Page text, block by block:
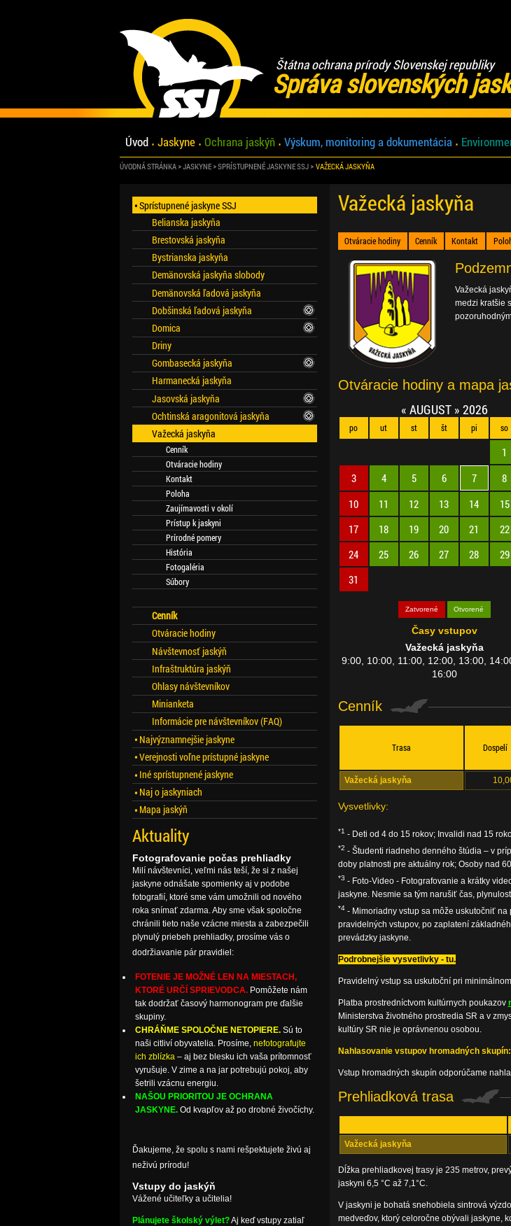
Štátna ochrana prírody Slovenskej republiky
Správa slovenských
Úvod Jaskyne Ochrana jaskýň Výskum, monitoring a dokumentácia
ÚVODNÁ STRÁNKA JASKYNE SPRÍSTUPNENÉ JASKYNE SSJ VAŽECKÁ JASKYŇA
Važecká jaskyňa
Otváracie hodiny Cenník Kontakt
Važecká
medzi kratšie
Otváracie hodiny a mapa
« AUGUST » 2026
po ut st št pi so
1
3
4 5 6 7 8
10
11 12 13 14 15
17
18 19 20 21 22
24
25 26 27 28 29
31
Zatvorené Otvorené
Časy vstupov
Važecká jaskyňa
9:00, 10:00, 11:00, 12:00, 13:00,
16:00
Cenník
Trasa Dospelí
Važecká jaskyňa
Vysvetlivky:
*1 - Deti od 4 do 15 rokov; Invalidi nad 15
*2 - Študenti riadneho denného štúdia – v
doby platnosti pre aktuálny rok; Osoby nad
*3 - Foto-Video - Fotografovanie a krátky
jaskyne. Nesmie sa tým narušiť čas,
*4- Mimoriadny vstup sa môže uskutočniť
pravidelných vstupov, po zaplatení
prevádzky jaskyne.
Podrobnejšie vysvetlivky - tu.
Pravidelný vstup sa uskutoční pri minimálnom
Platba prostredníctvom kultúrnych poukazov
Ministerstva životného prostredia SR a v
kultúry SR nie je oprávnenou osobou.
Nahlasovanie vstupov hromadných skupín:
Vstup hromadných skupín odporúčame
Prehliadková trasa
Važecká jaskyňa
Dĺžka prehliadkovej trasy je 235 metrov,
jaskyni 6,5 °C až 7,1°C.
V jaskyni je bohatá snehobiela sintrová
medveďov, ktorý celoročne obývali jaskyne,
Sprístupnené jaskyne SSJ
Belianska jaskyňa
Brestovská jaskyňa
Bystrianska jaskyňa
Demänovská jaskyňa slobody
Demänovská ľadová jaskyňa
Dobšinská ľadová jaskyňa
Domica
Driny
Gombasecká jaskyňa
Harmanecká jaskyňa
Jasovská jaskyňa
Ochtinská aragonitová jaskyňa
Važecká jaskyňa
Cenník
Otváracie hodiny
Kontakt
Poloha
Zaujímavosti v okolí
Prístup k jaskyni
Prírodné pomery
História
Fotogaléria
Súbory
Cenník
Otváracie hodiny
Návštevnosť jaskýň
Infraštruktúra jaskýň
Ohlasy návštevníkov
Minianketa
Informácie pre návštevníkov (FAQ)
Najvýznamnejšie jaskyne
Verejnosti voľne prístupné jaskyne
Iné sprístupnené jaskyne
Naj o jaskyniach
Mapa jaskýň
Aktuality
Fotografovanie počas prehliadky
Milí návštevníci, veľmi nás teší, že si z našej
jaskyne odnášate spomienky aj v podobe
fotografií, ktoré sme vám umožnili od nového
roka snímať zdarma. Aby sme však spoločne
chránili tieto naše vzácne miesta a zabezpečili
plynulý priebeh prehliadky, prosíme vás o
dodržiavanie pár pravidiel:
FOTENIE JE MOŽNÉ LEN NA MIESTACH,
KTORÉ URČÍ SPRIEVODCA.Pomôžete nám
tak dodržať časový harmonogram pre ďalšie
skupiny.
CHRÁŇME SPOLOČNE NETOPIERE.Sú to
naši citliví obyvatelia. Prosíme, nefotografujte
ich zblízka– aj bez blesku ich vaša prítomnosť
vyrušuje. V zime a na jar potrebujú pokoj, aby
šetrili vzácnu energiu.
NAŠOU PRIORITOU JE OCHRANA
JASKYNE. Od kvapľov až po drobné živočíchy.
Ďakujeme, že spolu s nami rešpektujete živú aj
neživú prírodu!
Vstupy do jaskýň
Vážené učiteľky a učitelia!
Plánujete školský výlet?Aj keď vstupy zatiaľ